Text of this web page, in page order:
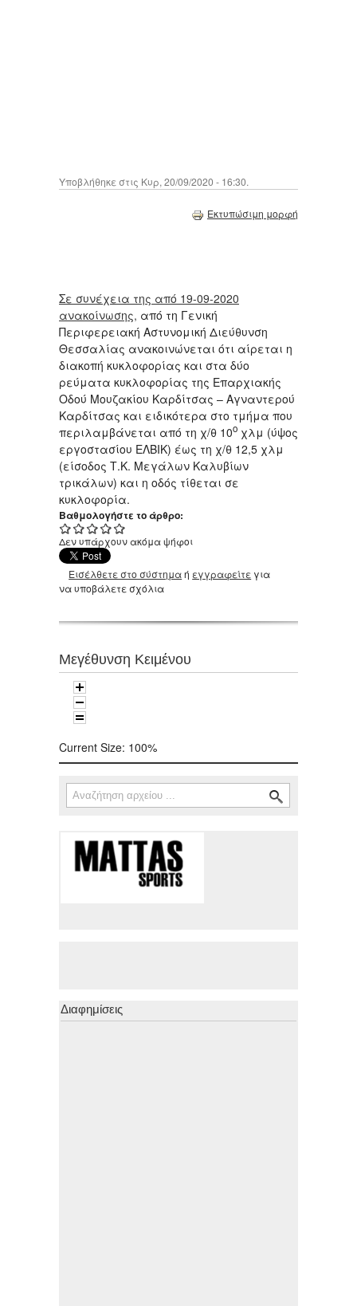
Υποβλήθηκε στις Κυρ, 20/09/2020 - 16:30.
Εκτυπώσιμη μορφή
Σε συνέχεια της από 19-09-2020
ανακοίνωσης, από τη Γενική
Περιφερειακή Αστυνομική Διεύθυνση
Θεσσαλίας ανακοινώνεται ότι αίρεται η
διακοπή κυκλοφορίας και στα δύο
ρεύματα κυκλοφορίας της Επαρχιακής
Οδού Μουζακίου Καρδίτσας – Αγναντερού
Καρδίτσας και ειδικότερα στο τμήμα που
περιλαμβάνεται από τη χ/θ 10ο χλμ (ύψος
εργοστασίου ΕΛΒΙΚ) έως τη χ/θ 12,5 χλμ
(είσοδος Τ.Κ. Μεγάλων Καλυβίων
τρικάλων) και η οδός τίθεται σε
κυκλοφορία.
Βαθμολογήστε το άρθρο:
Δεν υπάρχουν ακόμα ψήφοι
Εισέλθετε στο σύστημαή εγγραφείτε για
να υποβάλετε σχόλια
Μεγέθυνση Κειμένου
Current Size: 100%
Φόρμα αναζήτησης
Αναζήτηση
Διαφημίσεις